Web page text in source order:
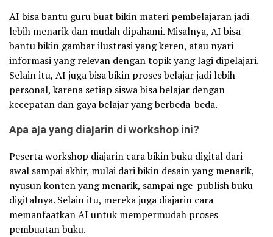
AI bisa bantu guru buat bikin materi pembelajaran jadi
lebih menarik dan mudah dipahami. Misalnya, AI bisa
bantu bikin gambar ilustrasi yang keren, atau nyari
informasi yang relevan dengan topik yang lagi dipelajari.
Selain itu, AI juga bisa bikin proses belajar jadi lebih
personal, karena setiap siswa bisa belajar dengan
kecepatan dan gaya belajar yang berbeda-beda.
Apa aja yang diajarin di workshop ini?
Peserta workshop diajarin cara bikin buku digital dari
awal sampai akhir, mulai dari bikin desain yang menarik,
nyusun konten yang menarik, sampai nge-publish buku
digitalnya. Selain itu, mereka juga diajarin cara
memanfaatkan AI untuk mempermudah proses
pembuatan buku.